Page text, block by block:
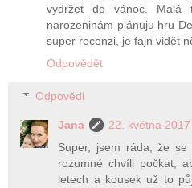
vydržet do vánoc.
narozeninám plánuju hru
super recenzi, je fajn vidět
Odpovědět
Odpovědi
Jana
22. května
Super, jsem ráda, že
rozumné chvíli počkat,
letech a kousek už to